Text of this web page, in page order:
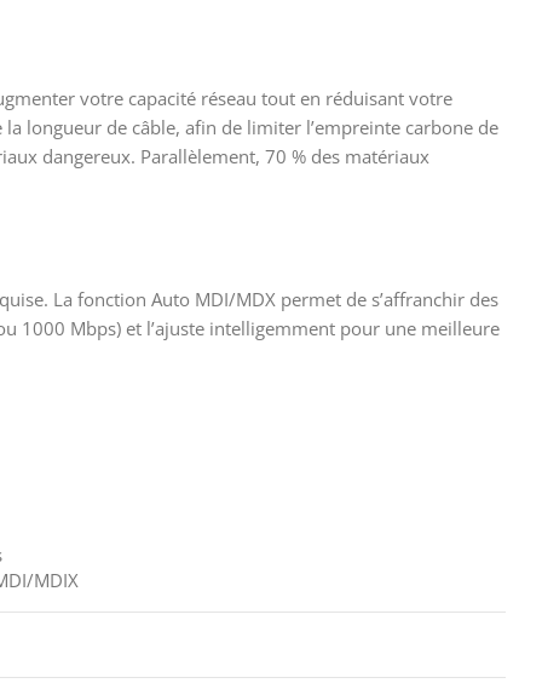
votre capacité réseau tout en réduisant votre
longueur de câble, afin de limiter l’empreinte carbone de
dangereux. Parallèlement, 70 % des matériaux
La fonction Auto MDI/MDX permet de s’affranchir des
1000 Mbps) et l’ajuste intelligemment pour une meilleure
MDIX